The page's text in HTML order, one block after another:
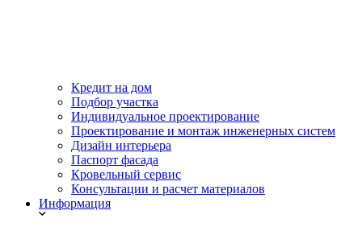
Кредит на дом
Подбор участка
Индивидуальное проектирование
Проектирование и монтаж инженерных систем
Дизайн интерьера
Паспорт фасада
Кровельный сервис
Консультации и расчет материалов
Информация